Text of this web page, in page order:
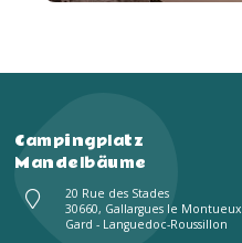
Campingplatz
Mandelbäume
20 Rue des Stades
30660, Gallargues le Montueux
Gard - Languedoc-Roussillon